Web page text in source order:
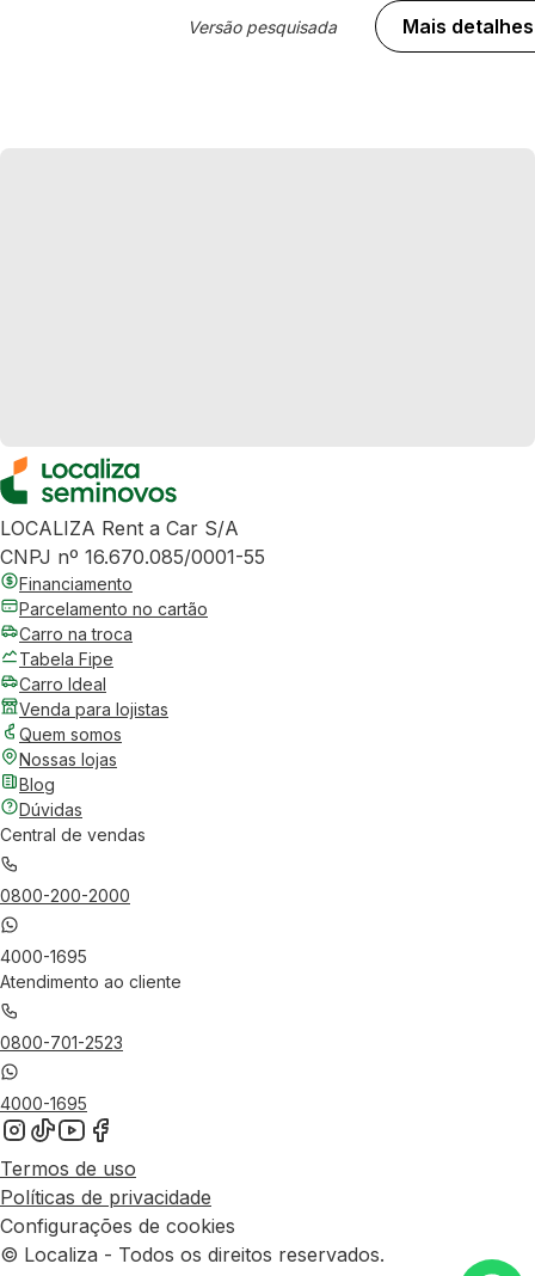
Versão pesquisada Mais detalhes
LOCALIZA Rent a Car S/A
CNPJ nº 16.670.085/0001-55
Financiamento
Parcelamento no cartão
Carro na troca
Tabela Fipe
Carro Ideal
Venda para lojistas
Quem somos
Nossas lojas
Blog
Dúvidas
Central de vendas
0800-200-2000
4000-1695
Atendimento ao cliente
0800-701-2523
4000-1695
Termos de uso
Políticas de privacidade
Configurações de cookies
© Localiza - Todos os direitos reservados.